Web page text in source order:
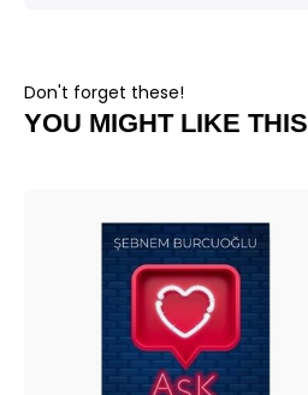
Don't forget these!
YOU MIGHT LIKE THIS